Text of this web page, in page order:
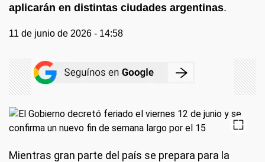
aplicarán en distintas ciudades argentinas.
11 de junio de 2026 - 14:58
Mientras gran parte del país se prepara para la